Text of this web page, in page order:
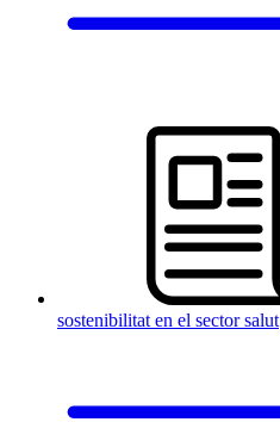
sostenibilitat en el sector salut